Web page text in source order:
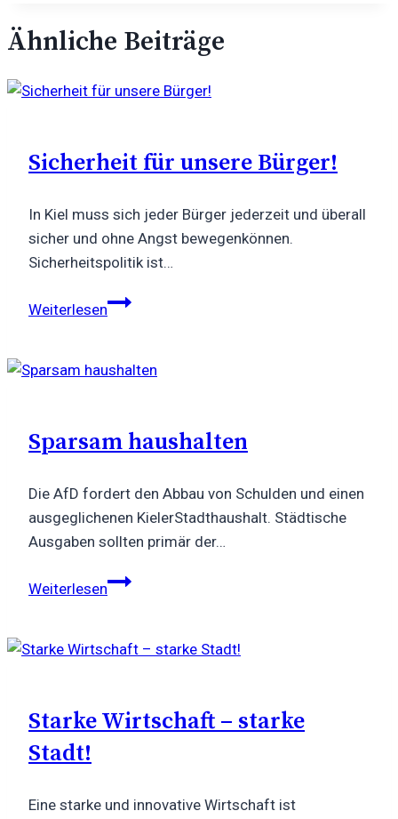
Ähnliche Beiträge
Sicherheit für unsere Bürger!
In Kiel muss sich jeder Bürger jederzeit und überall
sicher und ohne Angst bewegenkönnen.
Sicherheitspolitik ist…
WeiterlesenSicherheit
Bürger!
Sparsam haushalten
Die AfD fordert den Abbau von Schulden und einen
ausgeglichenen KielerStadthaushalt. Städtische
Ausgaben sollten primär der…
WeiterlesenSparsam
Starke Wirtschaft – starke
Stadt!
Eine starke und innovative Wirtschaft ist